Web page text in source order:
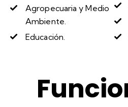
Agropecuaria y Medio
Ambiente.
Educación.